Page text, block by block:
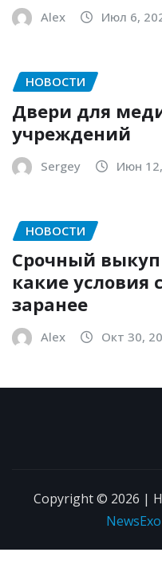
Alex Июл 6,
НОВОСТИ
Двери для
учреждений
Sergey Июн
НОВОСТИ
Срочный
какие условия
заранее
Alex Окт 30,
Copyright © 2026 |
NewsExo